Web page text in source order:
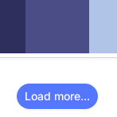
Load more...